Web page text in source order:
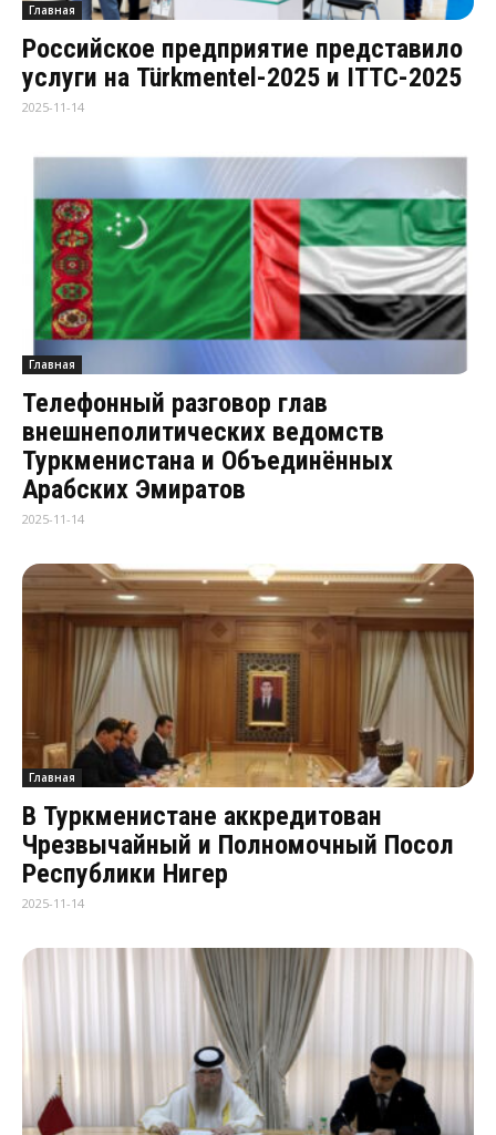
Главная
Российское предприятие представило
услуги на Türkmentel-2025 и ITTC-2025
2025-11-14
Главная
Телефонный разговор глав
внешнеполитических ведомств
Туркменистана и Объединённых
Арабских Эмиратов
2025-11-14
Главная
В Туркменистане аккредитован
Чрезвычайный и Полномочный Посол
Республики Нигер
2025-11-14